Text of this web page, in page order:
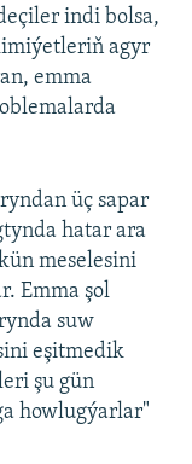
indi bolsa,
agyr
emma
üç sapar
hatar ara
meselesini
Emma şol
suw
eşitmedik
şu gün
howlugýarlar"